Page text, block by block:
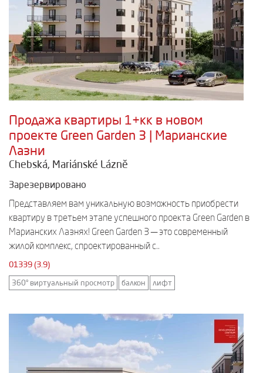
Продажа квартиры 1+кк в новом
проекте Green Garden 3 | Марианские
Лазни
Chebská, Mariánské Lázně
Зарезервировано
Представляем вам уникальную возможность приобрести
квартиру в третьем этапе успешного проекта Green Garden в
Марианских Лазнях! Green Garden 3 — это современный
жилой комплекс, спроектированный с..
01339 (3.9)
360° виртуальный просмотр балкон лифт